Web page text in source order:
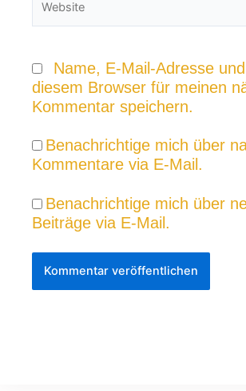
Name, E-Mail-Adresse
diesem Browser für meinen
Kommentar speichern.
Benachrichtige mich über
Kommentare via E-Mail.
Benachrichtige mich über
Beiträge via E-Mail.